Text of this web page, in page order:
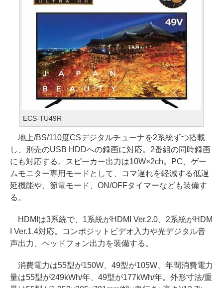
ECS-TU49R
地上/BS/110度CSデジタルチューナを2系統ずつ搭載
し、別売のUSB HDDへの録画に対応。2番組の同時録画
にも対応する。スピーカー出力は10W×2ch。PC、ゲー
ムモニター専用モードとして、コマ遅れを軽減する低遅
延機能や、節電モード、ON/OFFタイマーなども装備す
る。
HDMIは3系統で、1系統がHDMI Ver.2.0、2系統がHDM
I Ver.1.4対応。コンポジットビデオ入力や光デジタル音
声出力、ヘッドフォン出力を装備する。
消費電力は55型が150W、49型が105W、年間消費電力
量は55型が249kWh/年、49型が177kWh/年。外形寸法/重